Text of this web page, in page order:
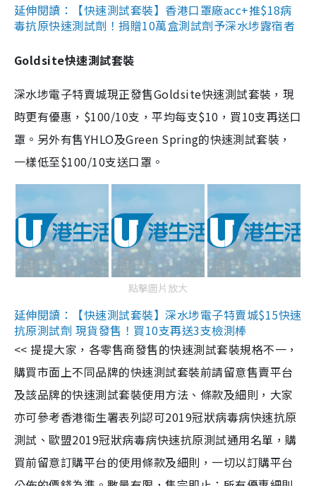
延伸閱讀：【快速測試套裝】香港口罩廠acc+推$18病
毒抗原快速測試劑！捐贈10萬盒測試劑予深水埗露宿者
Goldsite快速測試套裝
深水埗電子特賣城現正發售Goldsite快速測試套裝，現
時更有優惠，$100/10支，平均每支$10，買10支再送口
罩。另外有售YHLO及Green Spring的快速測試套裝，
一樣低至$100/10支送口罩。
點擊圖片放大
延伸閱讀：【快速測試套裝】深水埗電子特賣城$15快速
抗原測試劑 現貨發售！買10支再送3支檢測棒
<< 提提大家，各零售商發售的快速測試套裝規格不一，
購買市面上不同品牌的快速測試套裝前請留意售賣平台
及該品牌的快速測試套裝使用方法、條款及細則，大家
亦可參考香港衞生署表列認可2019冠狀病毒病快速抗原
測試、歐盟2019冠狀病毒病快速抗原測試通用名單，購
買前留意訂購平台的使用條款及細則，一切以訂購平台